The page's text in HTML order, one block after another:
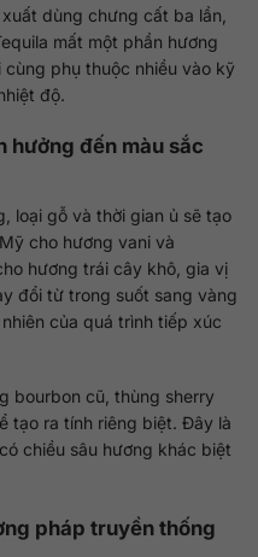
dùng chưng cất ba lần,
mất một phần hương
phụ thuộc nhiều vào kỹ
độ.
hưởng đến màu sắc
loại gỗ và thời gian ủ sẽ tạo
cho hương vani và
hương trái cây khô, gia vị
đổi từ trong suốt sang vàng
của quá trình tiếp xúc
bourbon cũ, thùng sherry
tạo ra tính riêng biệt. Đây là
chiều sâu hương khác biệt
pháp truyền thống